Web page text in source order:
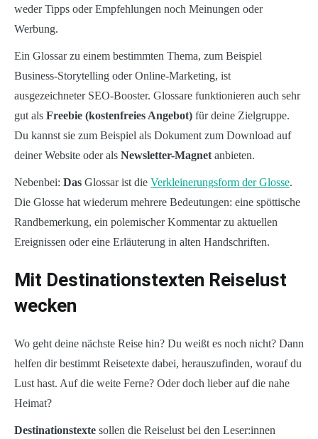
weder Tipps oder Empfehlungen noch Meinungen oder
Werbung.
Ein Glossar zu einem bestimmten Thema, zum Beispiel
Business-Storytelling oder Online-Marketing, ist
ausgezeichneter SEO-Booster. Glossare funktionieren auch sehr
gut als Freebie (kostenfreies Angebot) für deine Zielgruppe.
Du kannst sie zum Beispiel als Dokument zum Download auf
deiner Website oder als Newsletter-Magnet anbieten.
Nebenbei: Das Glossar ist die Verkleinerungsform der Glosse.
Die Glosse hat wiederum mehrere Bedeutungen: eine spöttische
Randbemerkung, ein polemischer Kommentar zu aktuellen
Ereignissen oder eine Erläuterung in alten Handschriften.
Mit Destinationstexten Reiselust
wecken
Wo geht deine nächste Reise hin? Du weißt es noch nicht? Dann
helfen dir bestimmt Reisetexte dabei, herauszufinden, worauf du
Lust hast. Auf die weite Ferne? Oder doch lieber auf die nahe
Heimat?
Destinationstexte sollen die Reiselust bei den Leser:innen